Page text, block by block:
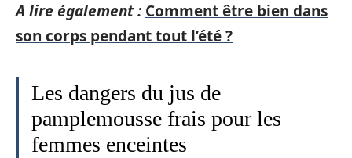
A lire également : Comment être bien dans
son corps pendant tout l’été ?
Les dangers du jus de
pamplemousse frais pour les
femmes enceintes